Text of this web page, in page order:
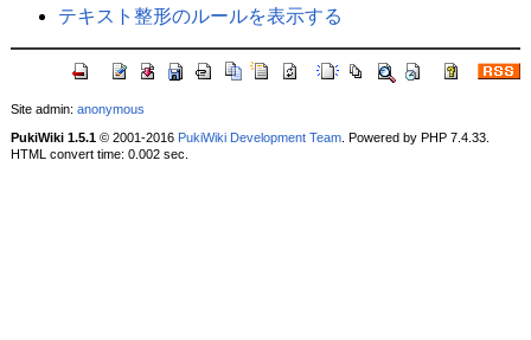
テキスト整形のルールを表示する
Site admin: anonymous
PukiWiki 1.5.1© 2001-2016 PukiWiki Development Team. Powered by PHP 7.4.33.
HTML convert time: 0.002 sec.